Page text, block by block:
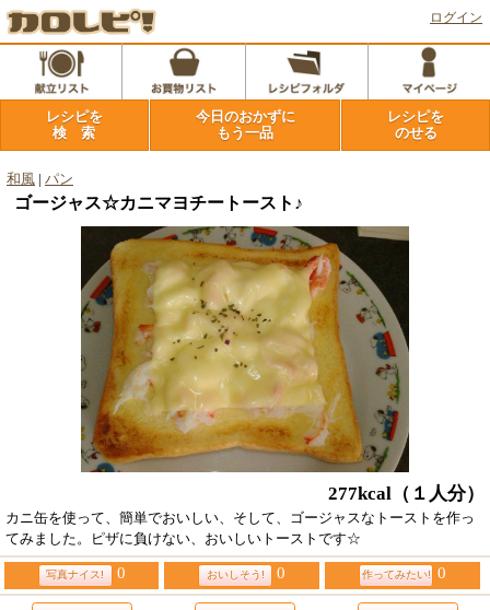
ログイン
レシピを
検 索
今日のおかずに
もう一品
レシピを
のせる
和風 パン
ゴージャス☆カニマヨチートースト♪
277kcal （１人分）
カニ缶を使って、簡単でおいしい、そして、ゴージャスなトーストを作っ
てみました。ピザに負けない、おいしいトーストです☆
写真ナイス! 0 おいしそう! 0 作ってみたい! 0